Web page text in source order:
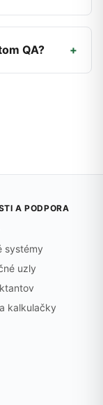
QA? +
A PODPORA
systémy
uzly
kalkulačky